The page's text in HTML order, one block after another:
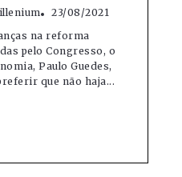
23/08/2021
na reforma
pelo Congresso, o
Paulo Guedes,
que não haja...